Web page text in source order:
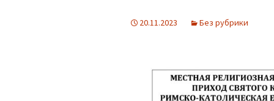
История прихода
Группы
20.11.2023 Без рубрики